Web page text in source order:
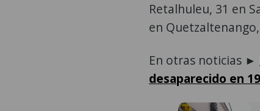
Retalhuleu, 31 en
en
En otras noticias ►
desaparecido en